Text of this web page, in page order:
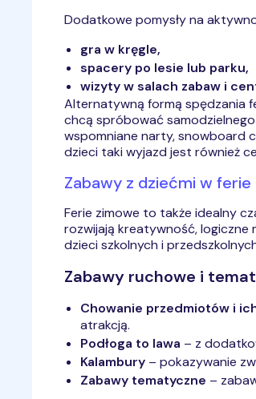
Dodatkowe pomysły na
gra w kręgle,
spacery po lesie lub parku,
wizyty w salach zabaw i
Alternatywną formą spędzania
chcą spróbować
wspomniane narty, snowboard
dzieci taki wyjazd jest również
Zabawy z dziećmi w ferie
Ferie zimowe to także idealny
rozwijają kreatywność, logiczne
dzieci szkolnych i
Zabawy ruchowe i
Chowanie przedmiotów i
atrakcją.
Podłoga to lawa – z
Kalambury – pokazywanie
Zabawy tematyczne –